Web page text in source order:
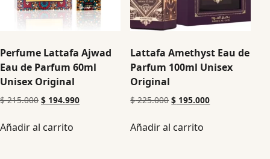
Perfume Lattafa Ajwad
Eau de Parfum 60ml
Unisex Original
$215.000 $ 194.990
Añadir al carrito
Lattafa Amethyst Eau de
Parfum 100ml Unisex
Original
$225.000 $ 195.000
Añadir al carrito